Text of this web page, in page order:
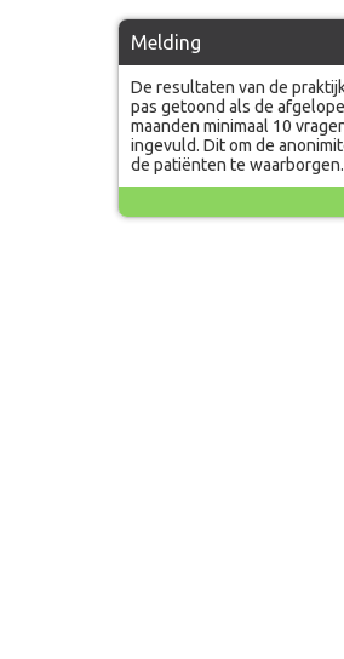
Melding
De resultaten van de
pas getoond als de
maanden minimaal 10
ingevuld. Dit om de
de patiënten te waarborgen.